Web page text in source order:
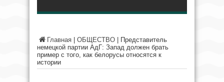
Главная ОБЩЕСТВО
Представитель
немецкой партии АдГ: Запад должен брать
пример с того, как белорусы относятся к
истории